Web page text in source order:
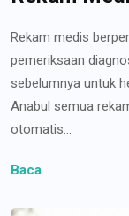
Rekam medis
pemeriksaan
sebelumnya untuk
Anabul semua
otomatis...
Baca